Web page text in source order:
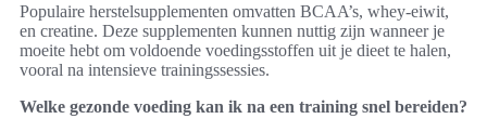
Populaire herstelsupplementen omvatten BCAA’s, whey-eiwit,
en creatine. Deze supplementen kunnen nuttig zijn wanneer je
moeite hebt om voldoende voedingsstoffen uit je dieet te halen,
vooral na intensieve trainingssessies.
Welke gezonde voeding kan ik na een training snel bereiden?